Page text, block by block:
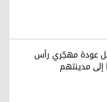
عودة مهجّري رأس
مدينتهم